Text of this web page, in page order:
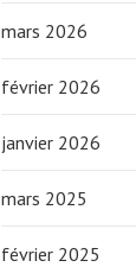
mars 2026
février 2026
janvier 2026
mars 2025
février 2025